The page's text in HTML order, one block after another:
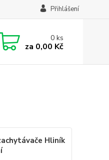
Přihlášení
0ks
za 0,00 Kč
Hliník